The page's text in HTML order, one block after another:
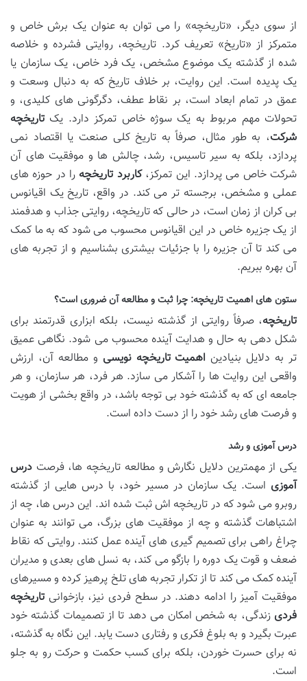
از سوی دیگر، «تاریخچه» را می توان به عنوان یک برش خاص و
متمرکز از «تاریخ» تعریف کرد. تاریخچه، روایتی فشرده و خلاصه
شده از گذشته یک موضوع مشخص، یک فرد خاص، یک سازمان یا
یک پدیده است. این روایت، بر خلاف تاریخ که به دنبال وسعت و
عمق در تمام ابعاد است، بر نقاط عطف، دگرگونی های کلیدی، و
تحولات مهم مربوط به یک سوژه خاص تمرکز دارد. یکتاریخچه
شرکت، به طور مثال، صرفاً به تاریخ کلی صنعت یا اقتصاد نمی
پردازد، بلکه به سیر تاسیس، رشد، چالش ها و موفقیت های آن
شرکت خاص می پردازد. این تمرکز،کاربرد تاریخچه را در حوزه های
عملی و مشخص، برجسته تر می کند. در واقع، تاریخ یک اقیانوس
بی کران از زمان است، در حالی که تاریخچه، روایتی جذاب و هدفمند
از یک جزیره خاص در این اقیانوس محسوب می شود که به ما کمک
می کند تا آن جزیره را با جزئیات بیشتری بشناسیم و از تجربه های
آن بهره ببریم.
ستون های اهمیت تاریخچه: چرا ثبت و مطالعه آن ضروری است؟
تاریخچه، صرفاً روایتی از گذشته نیست، بلکه ابزاری قدرتمند برای
شکل دهی به حال و هدایت آینده محسوب می شود. نگاهی عمیق
تر به دلایل بنیادین اهمیت تاریخچه نویسی و مطالعه آن، ارزش
واقعی این روایت ها را آشکار می سازد. هر فرد، هر سازمان، و هر
جامعه ای که به گذشته خود بی توجه باشد، در واقع بخشی از هویت
و فرصت های رشد خود را از دست داده است.
درس آموزی و رشد
یکی از مهمترین دلایل نگارش و مطالعه تاریخچه ها، فرصت درس
آموزی است. یک سازمان در مسیر خود، با درس هایی از گذشته
روبرو می شود که در تاریخچه اش ثبت شده اند. این درس ها، چه از
اشتباهات گذشته و چه از موفقیت های بزرگ، می توانند به عنوان
چراغ راهی برای تصمیم گیری های آینده عمل کنند. روایتی که نقاط
ضعف و قوت یک دوره را بازگو می کند، به نسل های بعدی و مدیران
آینده کمک می کند تا از تکرار تجربه های تلخ پرهیز کرده و مسیرهای
موفقیت آمیز را ادامه دهند. در سطح فردی نیز، بازخوانیتاریخچه
فردی زندگی، به شخص امکان می دهد تا از تصمیمات گذشته خود
عبرت بگیرد و به بلوغ فکری و رفتاری دست یابد. این نگاه به گذشته،
نه برای حسرت خوردن، بلکه برای کسب حکمت و حرکت رو به جلو
است.